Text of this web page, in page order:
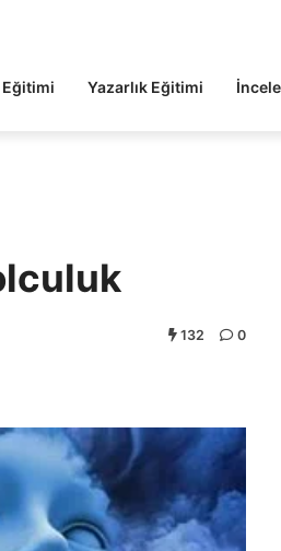
Eğitimi Yazarlık Eğitimi
132 0